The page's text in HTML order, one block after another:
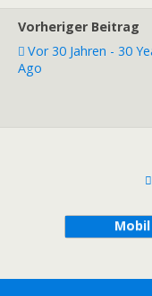
Vorheriger Beitrag
Vor 30 Jahren - 30
Ago
Mobil